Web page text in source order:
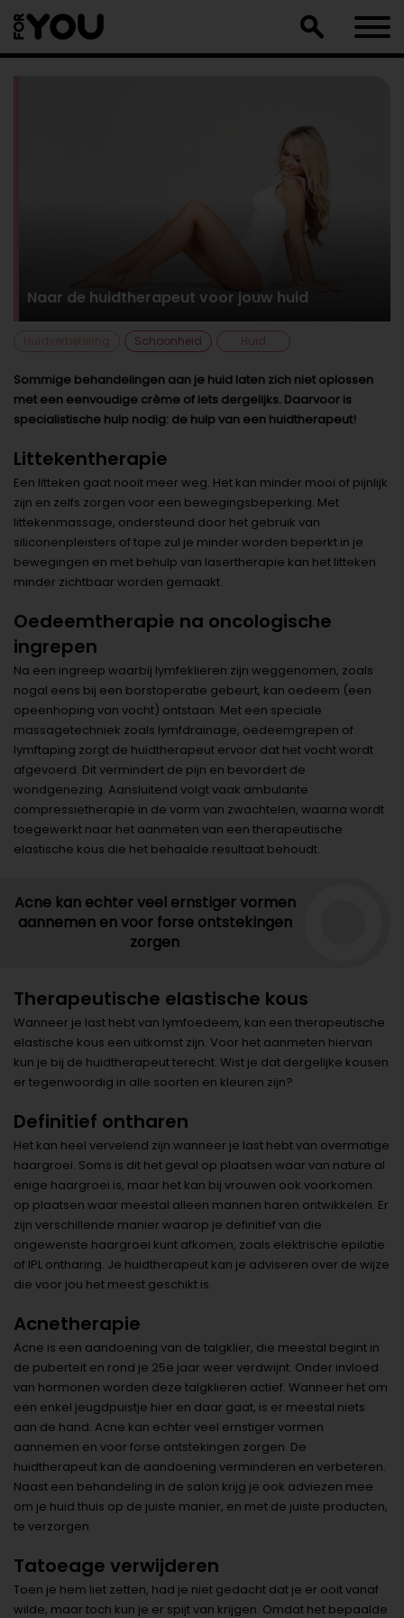
naar
artikel
Naar de huidtherapeut voor jouw huid
Schoonheid Huid
Sommige behandelingen aan je huid laten zich niet oplossen
met een eenvoudige crème of iets dergelijks. Daarvoor is
specialistische hulp nodig: de hulp van een huidtherapeut!
Littekentherapie
Een litteken gaat nooit meer weg. Het kan minder mooi of pijnlijk
zijn en zelfs zorgen voor een bewegingsbeperking. Met
littekenmassage, ondersteund door het gebruik van
siliconenpleisters of tape zul je minder worden beperkt in je
bewegingen en met behulp van lasertherapie kan het litteken
minder zichtbaar worden gemaakt.
Oedeemtherapie na oncologische
ingrepen
Na een ingreep waarbij lymfeklieren zijn weggenomen, zoals
nogal eens bij een borstoperatie gebeurt, kan oedeem (een
opeenhoping van vocht) ontstaan. Met een speciale
massagetechniek zoals lymfdrainage, oedeemgrepen of
lymftaping zorgt de huidtherapeut ervoor dat het vocht wordt
afgevoerd. Dit vermindert de pijn en bevordert de
wondgenezing. Aansluitend volgt vaak ambulante
compressietherapie in de vorm van zwachtelen, waarna wordt
toegewerkt naar het aanmeten van een therapeutische
elastische kous die het behaalde resultaat behoudt.
Acne kan echter veel ernstiger vormen
aannemen en voor forse ontstekingen
zorgen
Therapeutische elastische kous
Wanneer je last hebt van lymfoedeem, kan een therapeutische
elastische kous een uitkomst zijn. Voor het aanmeten hiervan
kun je bij de huidtherapeut terecht. Wist je dat dergelijke kousen
er tegenwoordig in alle soorten en kleuren zijn?
Definitief ontharen
Het kan heel vervelend zijn wanneer je last hebt van overmatige
haargroei. Soms is dit het geval op plaatsen waar van nature al
enige haargroei is, maar het kan bij vrouwen ook voorkomen
op plaatsen waar meestal alleen mannen haren ontwikkelen. Er
zijn verschillende manier waarop je definitief van die
ongewenste haargroei kunt afkomen, zoals elektrische epilatie
of IPL ontharing. Je huidtherapeut kan je adviseren over de wijze
die voor jou het meest geschikt is.
Acnetherapie
Acne is een aandoening van de talgklier, die meestal begint in
de puberteit en rond je 25e jaar weer verdwijnt. Onder invloed
van hormonen worden deze talgklieren actief. Wanneer het om
een enkel jeugdpuistje hier en daar gaat, is er meestal niets
aan de hand. Acne kan echter veel ernstiger vormen
aannemen en voor forse ontstekingen zorgen. De
huidtherapeut kan de aandoening verminderen en verbeteren.
Naast een behandeling in de salon krijg je ook adviezen mee
om je huid thuis op de juiste manier, en met de juiste producten,
te verzorgen.
Tatoeage verwijderen
Toen je hem liet zetten, had je niet gedacht dat je er ooit vanaf
wilde, maar toch kun je er spijt van krijgen. Omdat het bepaalde